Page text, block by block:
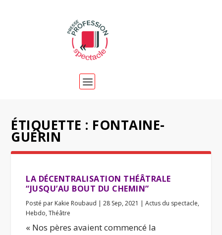
ÉTIQUETTE : FONTAINE-
GUÉRIN
LA DÉCENTRALISATION THÉÂTRALE
“JUSQU’AU BOUT DU CHEMIN”
Posté par Kakie Roubaud |28 Sep, 2021 |Actus du spectacle,
Hebdo,Théâtre
« Nos pères avaient commencé la